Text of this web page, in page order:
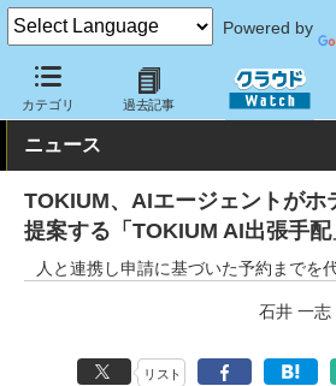
Powered by
カテゴリ 過去記事
クラウド Watch サービス・ソフト サ
ニュース
TOKIUM、AIエージェントがホ
提案する「TOKIUM AI出張手
人と連携し申請に基づいた予約までを
石井 一志
リスト